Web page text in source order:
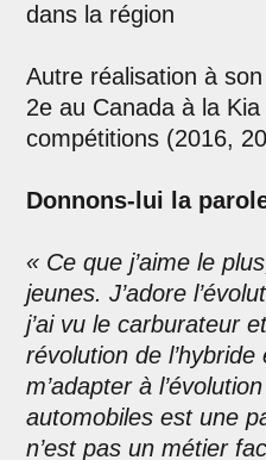
dans la région
Autre réalisation à
2e au Canada à la
compétitions (2016,
Donnons-lui la
« Ce que j’aime le
jeunes. J’adore
j’ai vu le carburateur
révolution de
m’adapter à
automobiles est une
n’est pas un métier